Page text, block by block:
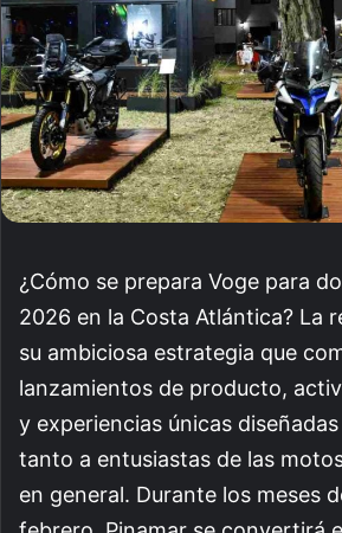
¿Cómo se prepara Voge para
2026 en la Costa Atlántica? La
su ambiciosa estrategia que
lanzamientos de producto,
y experiencias únicas
tanto a entusiastas de las
en general. Durante los meses